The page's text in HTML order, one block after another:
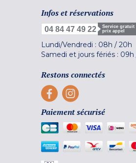
Infos et réservations
04 84 47 49 22
Service gratuit
prix appel
Lundi/Vendredi : 08h / 20h
Samedi et jours fériés : 09h
Restons connectés
Paiement sécurisé